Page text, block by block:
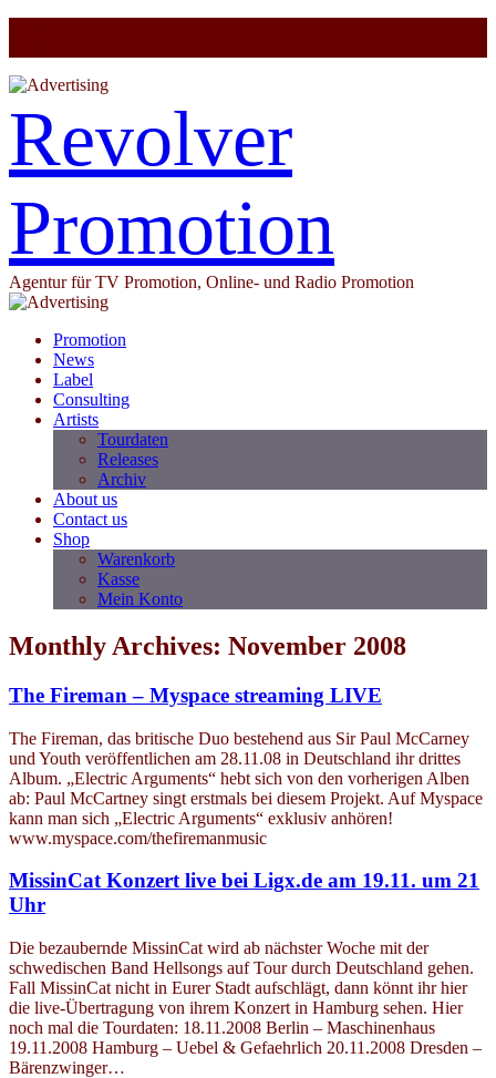
Revolver
Promotion
Agentur für TV Promotion, Online- und Radio Promotion
Promotion
News
Label
Consulting
Artists
Tourdaten
Releases
Archiv
About us
Contact us
Shop
Warenkorb
Kasse
Mein Konto
Monthly Archives: November 2008
The Fireman – Myspace streaming LIVE
The Fireman, das britische Duo bestehend aus Sir Paul McCarney
und Youth veröffentlichen am 28.11.08 in Deutschland ihr drittes
Album. „Electric Arguments“ hebt sich von den vorherigen Alben
ab: Paul McCartney singt erstmals bei diesem Projekt. Auf Myspace
kann man sich „Electric Arguments“ exklusiv anhören!
www.myspace.com/thefiremanmusic
MissinCat Konzert live bei Ligx.de am 19.11. um 21
Uhr
Die bezaubernde MissinCat wird ab nächster Woche mit der
schwedischen Band Hellsongs auf Tour durch Deutschland gehen.
Fall MissinCat nicht in Eurer Stadt aufschlägt, dann könnt ihr hier
die live-Übertragung von ihrem Konzert in Hamburg sehen. Hier
noch mal die Tourdaten: 18.11.2008 Berlin – Maschinenhaus
19.11.2008 Hamburg – Uebel & Gefaehrlich 20.11.2008 Dresden –
Bärenzwinger…